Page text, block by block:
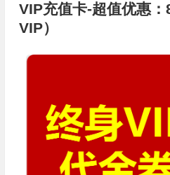
VIP充值卡-超值优惠
VIP）